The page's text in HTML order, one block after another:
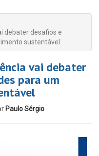
debater desafios e
sustentável
vai debater
para um
Paulo Sérgio